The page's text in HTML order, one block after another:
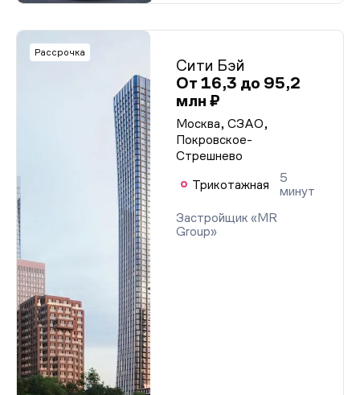
Рассрочка
Сити Бэй
От 16,3 до 95,2
млн ₽
Москва, СЗАО,
Покровское-
Стрешнево
Трикотажная
5
минут
Застройщик «MR
Group»